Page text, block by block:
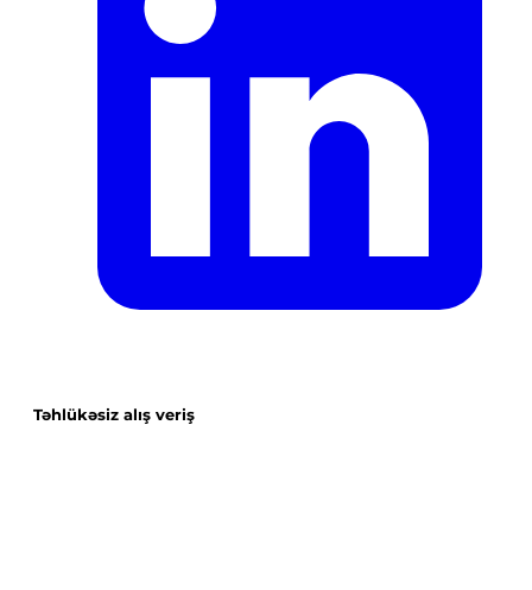
Təhlükəsiz alış veriş